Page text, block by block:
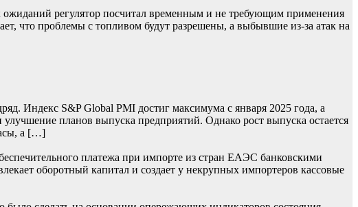
регулятор посчитал временным и не требующим применения
что проблемы с топливом будут разрешены, а выбывшие из-за атак на
Индекс S&P Global PMI достиг максимума с января 2025 года, а
планов выпуска предприятий. Однако рост выпуска остается
а […]
платежа при импорте из стран ЕАЭС банковскими
оборотный капитал и создает у некрупных импортеров кассовые